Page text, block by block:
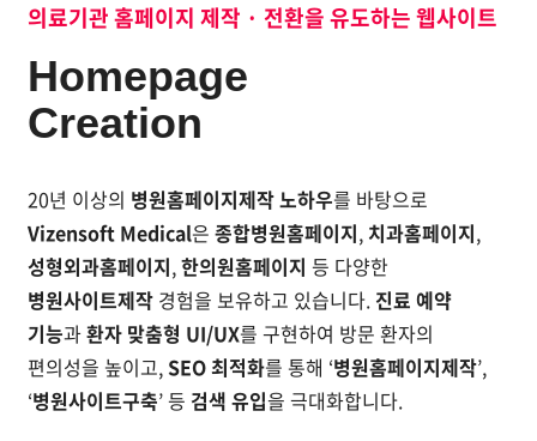
의료기관 홈페이지 제작 · 전환을 유도하는 웹사이트
20년 이상 의료기관 홈페이지 제작 노하우로 전환을 유
Homepage
Creation
20년 이상의 병원홈페이지제작 노하우를 바탕으로
Vizensoft Medical은 종합병원홈페이지, 치과홈페이지,
성형외과홈페이지,한의원홈페이지 등 다양한
병원사이트제작경험을 보유하고 있습니다. 진료 예약
기능과환자 맞춤형 UI/UX를 구현하여 방문 환자의
편의성을 높이고, SEO 최적화를 통해 ‘병원홈페이지제작’,
‘병원사이트구축’ 등 검색 유입을 극대화합니다.